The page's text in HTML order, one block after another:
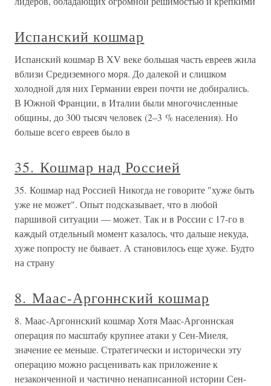
Испанский кошмар
Испанский кошмар В XV веке большая часть евреев жила
вблизи Средиземного моря. До далекой и слишком
холодной для них Германии евреи почти не добирались.
В Южной Франции, в Италии были многочисленные
общины, до 300 тысяч человек (2–3 % населения). Но
больше всего евреев было в
35. Кошмар над Россией
35. Кошмар над Россией Никогда не говорите "хуже быть
уже не может". Опыт подсказывает, что в любой
паршивой ситуации — может. Так и в России с 17-го в
каждый отдельный момент казалось, что дальше некуда,
хуже попросту не бывает. А становилось еще хуже. Будто
на страну
8. Маас-Аргоннский кошмар
8. Маас-Аргоннский кошмар Хотя Маас-Аргоннская
операция по масштабу крупнее атаки у Сен-Миеля,
значение ее меньше. Стратегически и исторически эту
операцию можно расценивать как приложение к
незаконченной и частично ненаписанной истории Сен-